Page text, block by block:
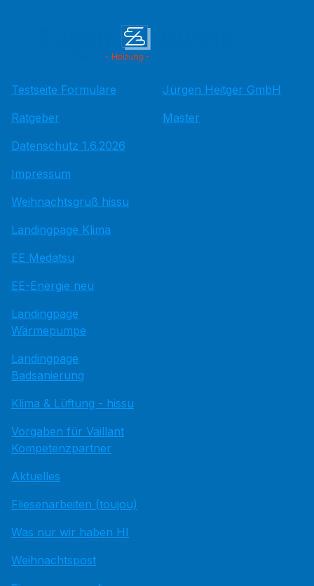
Testseite Formulare
Ratgeber
Datenschutz 1.6.2026
Impressum
Weihnachtsgruß hissu
Landingpage Klima
EE Medatsu
EE-Energie neu
Landingpage
Wärmepumpe
Landingpage
Badsanierung
Klima & Lüftung - hissu
Vorgaben für Vaillant
Kompetenzpartner
Aktuelles
Fliesenarbeiten (toujou)
Was nur wir haben HI
Weihnachtspost
Jürgen Heitger GmbH
Master